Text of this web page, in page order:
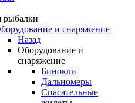
рыбалки
и снаряжение
Назад
Оборудование и
снаряжение
Бинокли
Дальномеры
Спасательные